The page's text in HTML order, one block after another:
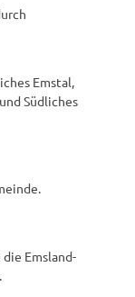
Emstal,
Südliches
die Emsland-